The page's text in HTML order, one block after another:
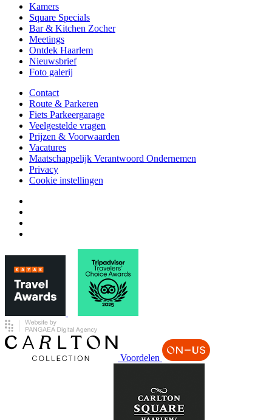
Kamers
Square Specials
Bar & Kitchen Zocher
Meetings
Ontdek Haarlem
Nieuwsbrief
Foto galerij
Contact
Route & Parkeren
Fiets Parkeergarage
Veelgestelde vragen
Prijzen & Voorwaarden
Vacatures
Maatschappelijk Verantwoord Ondernemen
Privacy
Cookie instellingen
Voordelen